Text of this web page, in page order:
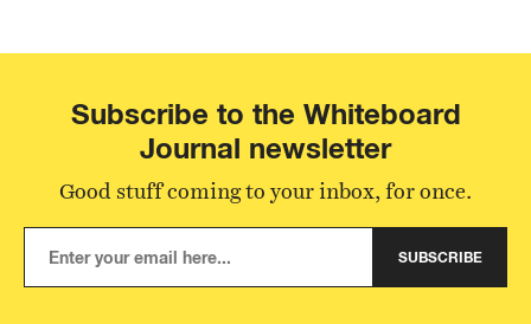
Subscribe to the Whiteboard
Journal newsletter
Good stuff coming to your inbox, for once.
SUBSCRIBE